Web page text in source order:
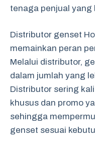
tenaga penjual yang
Distributor genset
memainkan peran
Melalui distributor,
dalam jumlah yang
Distributor sering
khusus dan promo
sehingga
genset sesuai